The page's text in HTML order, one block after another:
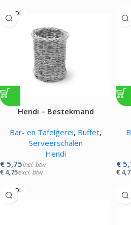
HENDI
Hendi – Bestekmand
Bar- en Tafelgerei, Buffet,
Serveerschalen
Hendi
€ 5,75incl. btw
€ 4,75excl. btw
€
€
HENDI